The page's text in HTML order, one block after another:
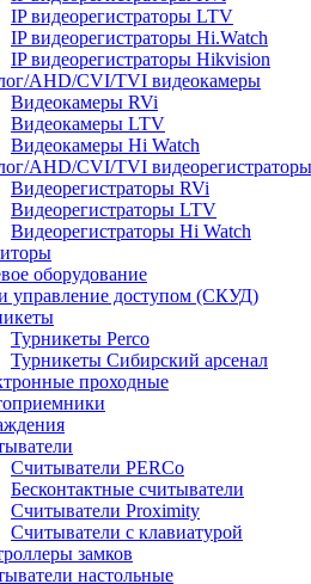
IP видеорегистраторы LTV
IP видеорегистраторы Hi.Watch
IP видеорегистраторы Hikvision
AHD/CVI/TVI видеокамеры
Видеокамеры RVi
Видеокамеры LTV
Видеокамеры Hi Watch
AHD/CVI/TVI видеорегистраторы
Видеорегистраторы RVi
Видеорегистраторы LTV
Видеорегистраторы Hi Watch
оборудование
управление доступом (СКУД)
Турникеты Perco
Турникеты Сибирский арсенал
проходные
Считыватели PERCo
Бесконтактные считыватели
Считыватели Proximity
Считыватели с клавиатурой
замков
настольные